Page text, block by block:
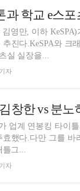
과 학교 e스
영만, 이하
진다.KeSPA와 크
실 실장을...
자
김창한 vs 분
업계 연봉킹 타이
했다.다만 그를
틀그...
자